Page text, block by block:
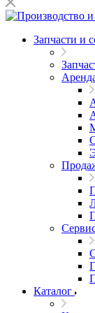
Запчасти и
Каталог